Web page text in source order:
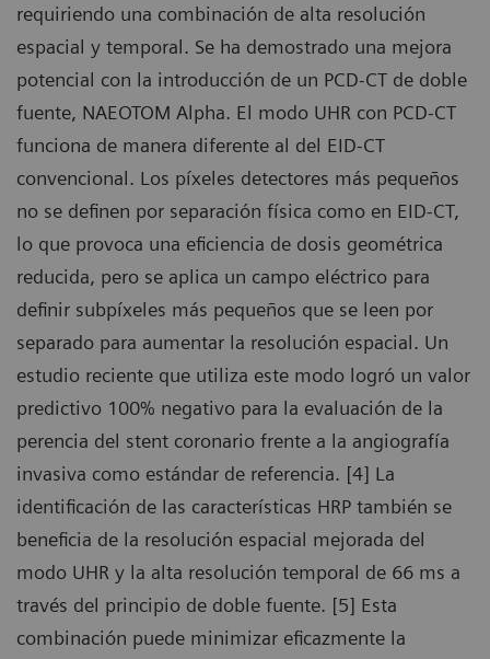
requiriendo una combinación de alta resolución
espacial y temporal. Se ha demostrado una mejora
potencial con la introducción de un PCD-CT de doble
fuente, NAEOTOM Alpha. El modo UHR con PCD-CT
funciona de manera diferente al del EID-CT
convencional. Los píxeles detectores más pequeños
no se definen por separación física como en EID-CT,
lo que provoca una eficiencia de dosis geométrica
reducida, pero se aplica un campo eléctrico para
definir subpíxeles más pequeños que se leen por
separado para aumentar la resolución espacial. Un
estudio reciente que utiliza este modo logró un valor
predictivo 100% negativo para la evaluación de la
perencia del stent coronario frente a la angiografía
invasiva como estándar de referencia. [4] La
identificación de las características HRP también se
beneficia de la resolución espacial mejorada del
modo UHR y la alta resolución temporal de 66 ms a
través del principio de doble fuente. [5] Esta
combinación puede minimizar eficazmente la